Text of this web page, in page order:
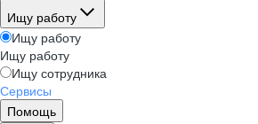
Ищу работу
Ищу работу
Ищу работу
Ищу сотрудника
Сервисы
Помощь